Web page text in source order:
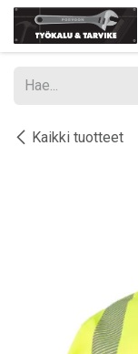
Siirry sisältöön
Kaikki tuotteet